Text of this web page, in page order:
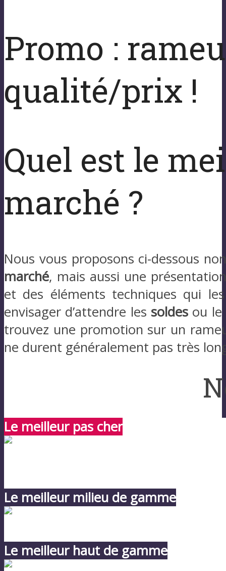
Promo :
qualité/prix !
Quel est le
marché ?
Nous vous proposons ci-dessous
marché, mais aussi une
et des éléments techniques qui
envisager d’attendre les soldes ou le
trouvez une promotion sur un
ne durent généralement pas très
Le meilleur pas cher
Le meilleur milieu de gamme
Le meilleur haut de gamme